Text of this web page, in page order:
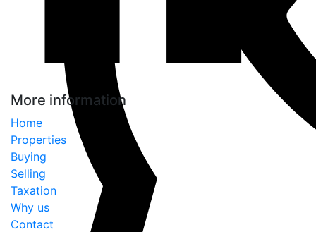
More information
Home
Properties
Buying
Selling
Taxation
Why us
Contact